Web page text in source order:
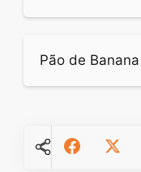
Pão de